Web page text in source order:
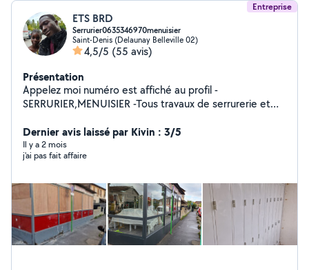
Entreprise
ETS BRD
Serrurier0635346970menuisier
Saint-Denis (Delaunay Belleville 02)
4,5/5 (55 avis)
Présentation
Appelez moi numéro est affiché au profil -
SERRURIER,MENUISIER -Tous travaux de serrurerie et
Pose de serrure,fenêtre , Volets roulant... Satisfaction
assurée N'hésitez pas
Dernier avis laissé par Kivin : 3/5
Il y a 2 mois
j'ai pas fait affaire